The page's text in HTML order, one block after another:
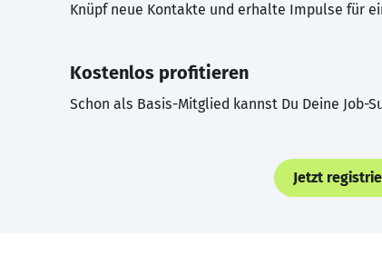
Knüpf neue Kontakte und erhalte Impulse für
Kostenlos profitieren
Schon als Basis-Mitglied kannst Du Deine Job-
Jetzt